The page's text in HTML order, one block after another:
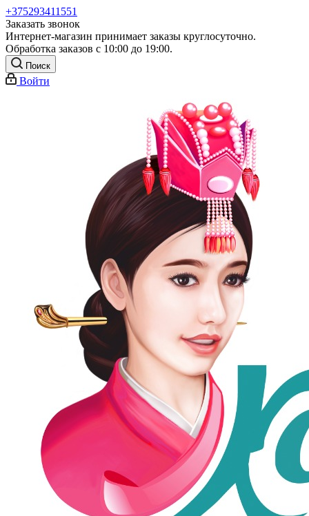
+375293411551
Заказать звонок
Интернет-магазин принимает заказы круглосуточно.
Обработка заказов с 10:00 до 19:00.
Поиск
Войти